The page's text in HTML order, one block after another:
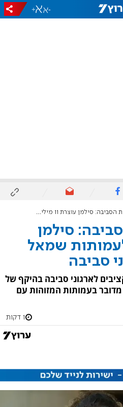
-
+
11 מיליון לעמותות שמאל במסווה של ארגוני סביבה
סילמן
לעמותות שמאל
סביבה
לארגוני סביבה בהיקף של
מדובר בעמותות המזוהות עם
1 דקות